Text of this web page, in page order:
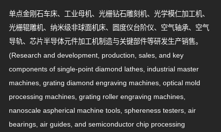
单点金刚石车床、工业母机、光栅钻石雕刻机、光学模仁加工机、
光栅辊雕机、纳米级非球面机床、圆度仪台阶仪、空气轴承、空气
导轨、芯片半导体元件加工机制造与关键部件等研发生产销售。
(Research and development, production, sales, and key
components of single-point diamond lathes, industrial master
machines, grating diamond engraving machines, optical mold
processing machines, grating roller engraving machines,
nanoscale aspherical machine tools, sphereness testers, air
bearings, air guides, and semiconductor chip processing